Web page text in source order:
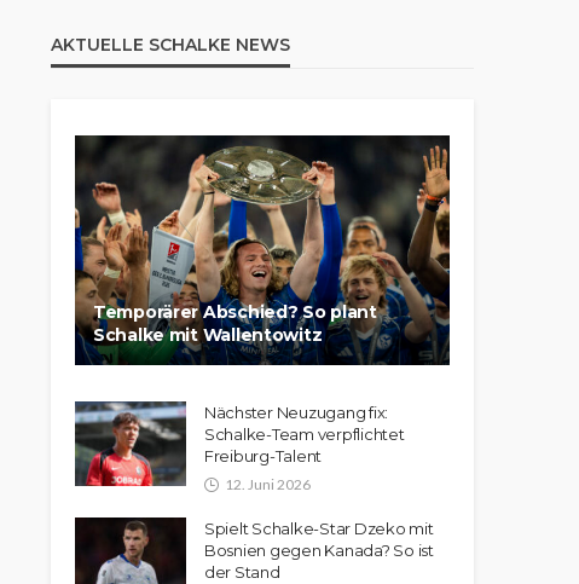
AKTUELLE SCHALKE NEWS
Temporärer Abschied? So plant
Schalke mit Wallentowitz
Nächster Neuzugang fix:
Schalke-Team verpflichtet
Freiburg-Talent
12. Juni 2026
Spielt Schalke-Star Dzeko mit
Bosnien gegen Kanada? So ist
der Stand